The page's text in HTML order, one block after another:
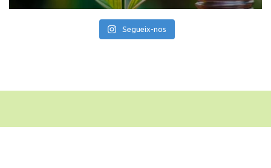
Segueix-nos